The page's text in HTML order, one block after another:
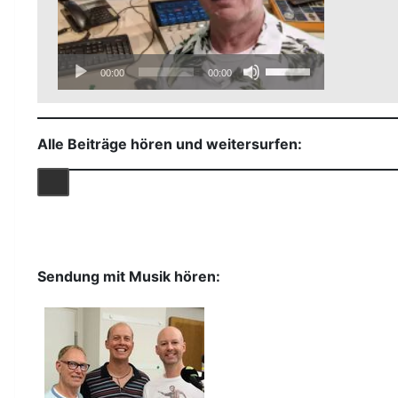
Audio-
Player
00:00 00:00
Pfeiltasten
Hoch/Runter
die
Lautstärke
Alle Beiträge hören und weitersurfen:
Sendung mit Musik hören: